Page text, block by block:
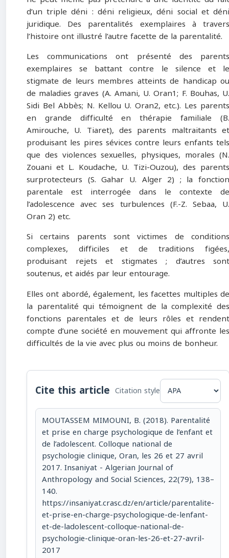
d’un triple déni : déni religieux, déni social et déni
juridique. Des parentalités exemplaires à travers
l’histoire ont illustré l’autre facette de la parentalité.
Les communications ont présenté des parents
exemplaires se battant contre le silence et le
stigmate de leurs membres atteints de handicap ou
de maladies graves (A. Amani, U. Oran1; F. Bouhas, U.
Sidi Bel Abbès; N. Kellou U. Oran2, etc.). Les parents
en grande difficulté en thérapie familiale (B.
Amirouche, U. Tiaret), des parents maltraitants et
produisant les pires sévices contre leurs enfants tels
que des violences sexuelles, physiques, morales (N.
Zouani et L. Koudache, U. Tizi-Ouzou), des parents
surprotecteurs (S. Gahar U. Alger 2) ; la fonction
parentale est interrogée dans le contexte de
l’adolescence avec ses turbulences (F.-Z. Sebaa, U.
Oran 2) etc.
Si certains parents sont victimes de conditions
complexes, difficiles et de traditions figées,
produisant rejets et stigmates ; d’autres sont
soutenus, et aidés par leur entourage.
Elles ont abordé, également, les facettes multiples de
la parentalité qui témoignent de la complexité des
fonctions parentales et de leurs rôles et rendent
compte d’une société en mouvement qui affronte les
difficultés de la vie avec plus ou moins de bonheur.
Cite this article Citation style
MOUTASSEM MIMOUNI, B. (2018). Parentalité
et prise en charge psychologique de l’enfant et
de l’adolescent. Colloque national de
psychologie clinique, Oran, les 26 et 27 avril
2017. Insaniyat - Algerian Journal of
Anthropology and Social Sciences, 22(79), 138–
140.
https://insaniyat.crasc.dz/en/article/parentalite-
et-prise-en-charge-psychologique-de-lenfant-
et-de-ladolescent-colloque-national-de-
psychologie-clinique-oran-les-26-et-27-avril-
2017